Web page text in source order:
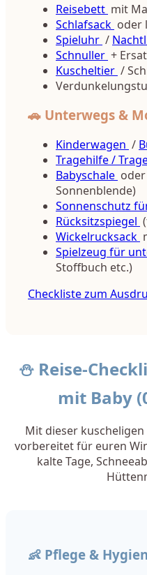
Reisebett mit
Schlafsack oder
Spieluhr /
Schnuller +
Kuscheltier /
🚗 Unterwegs &
Kinderwagen /
Tragehilfe /
Babyschale oder
Sonnenblende)
Sonnenschutz
Rücksitzspiegel
Wickelrucksack
Spielzeug für
Stoffbuch etc.)
Checkliste zum
⛄ Reise-
mit Baby
Mit dieser
vorbereitet für euren
kalte Tage,
👶 Pflege &